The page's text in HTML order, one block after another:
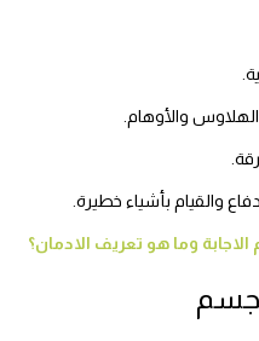
والأوهام.
والقيام بأشياء خطيرة.
وما هو تعريف الادمان؟